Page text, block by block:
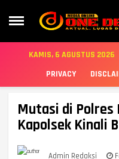
KAMIS, 6 AGUSTUS 2026
PRIVACY
Mutasi di Polres
Kapolsek Kinali
Admin Redaksi